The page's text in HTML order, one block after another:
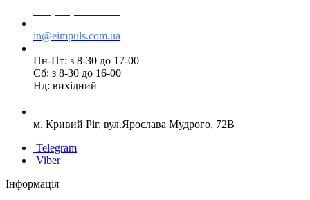
in@eimpuls.com.ua
Пн-Пт: з 8-30 до 17-00
Сб: з 8-30 до 16-00
Нд: вихідний
м. Кривий Ріг, вул.Ярослава Мудрого, 72В
Telegram
Viber
Інформація